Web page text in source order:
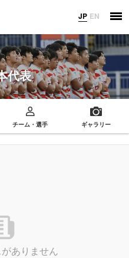
JP EN
代表
チーム・選手 ギャラリー
ありません